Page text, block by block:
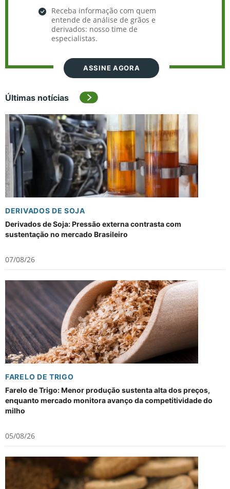
Receba informação com quem
entende de análise de grãos e
derivados: nosso time de
especialistas.
ASSINE AGORA
Últimas notícias
DERIVADOS DE SOJA
Derivados de Soja: Pressão externa contrasta com
sustentação no mercado Brasileiro
07/08/26
FARELO DE TRIGO
Farelo de Trigo: Menor produção sustenta alta dos preços,
enquanto mercado monitora avanço da competitividade do
milho
05/08/26